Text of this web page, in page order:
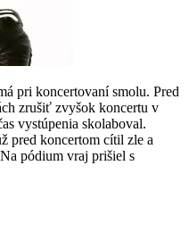
pri koncertovaní smolu. Pred
zrušiť zvyšok koncertu v
vystúpenia skolaboval.
pred koncertom cítil zle a
pódium vraj prišiel s